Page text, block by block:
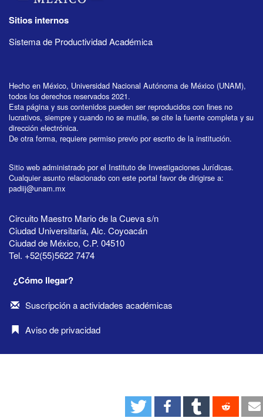
Sitios internos
Sistema de Productividad Académica
Hecho en México, Universidad Nacional Autónoma de México (UNAM),
todos los derechos reservados 2021.
Esta página y sus contenidos pueden ser reproducidos con fines no
lucrativos, siempre y cuando no se mutile, se cite la fuente completa y su
dirección electrónica.
De otra forma, requiere permiso previo por escrito de la institución.
Sitio web administrado por el Instituto de Investigaciones Jurídicas.
Cualquier asunto relacionado con este portal favor de dirigirse a:
padiij@unam.mx
Circuito Maestro Mario de la Cueva s/n
Ciudad Universitaria, Alc. Coyoacán
Ciudad de México, C.P. 04510
Tel. +52(55)5622 7474
¿Cómo llegar?
Suscripción a actividades académicas
Aviso de privacidad